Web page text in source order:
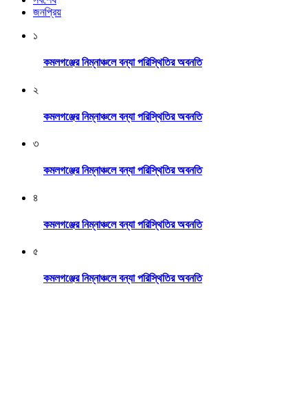
জনপ্রিয়
১
কমলগঞ্জের নিম্নাঞ্চলে বন্যা পরিস্থিতির অবনতি
২
কমলগঞ্জের নিম্নাঞ্চলে বন্যা পরিস্থিতির অবনতি
৩
কমলগঞ্জের নিম্নাঞ্চলে বন্যা পরিস্থিতির অবনতি
৪
কমলগঞ্জের নিম্নাঞ্চলে বন্যা পরিস্থিতির অবনতি
৫
কমলগঞ্জের নিম্নাঞ্চলে বন্যা পরিস্থিতির অবনতি